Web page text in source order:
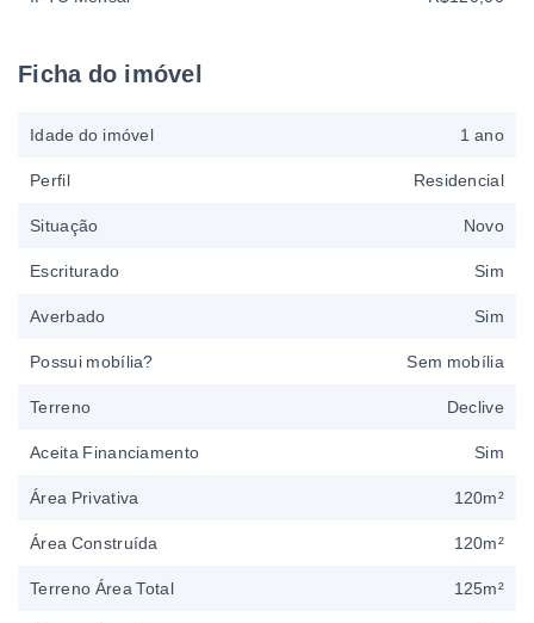
Ficha do imóvel
Idade do imóvel 1 ano
Perfil Residencial
Situação Novo
Escriturado Sim
Averbado Sim
Possui mobília? Sem mobília
Terreno Declive
Aceita Financiamento Sim
Área Privativa 120m²
Área Construída 120m²
Terreno Área Total 125m²